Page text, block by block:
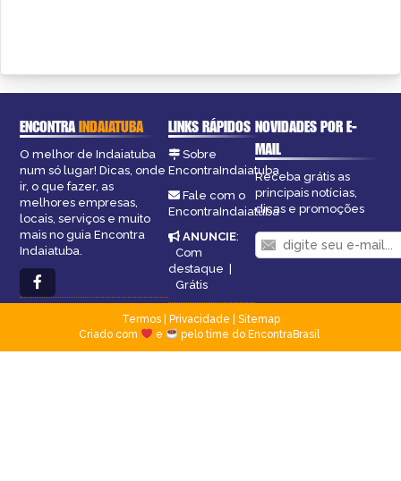
ENCONTRAINDAIATUBA
O melhor de Indaiatuba
num só lugar! Dicas, onde
ir, o que fazer, as
melhores empresas,
locais, serviços e muito
mais no guia Encontra
Indaiatuba.
LINKS RÁPIDOS
Sobre
EncontraIndaiatuba
Fale com o
EncontraIndaiatuba
ANUNCIE:
Com
destaque |
Grátis
NOVIDADES POR E-
MAIL
Receba grátis as
principais notícias,
dicas e promoções
Termos| Privacidade
Sitemap
Criado com
e pelo time do EncontraBrasil